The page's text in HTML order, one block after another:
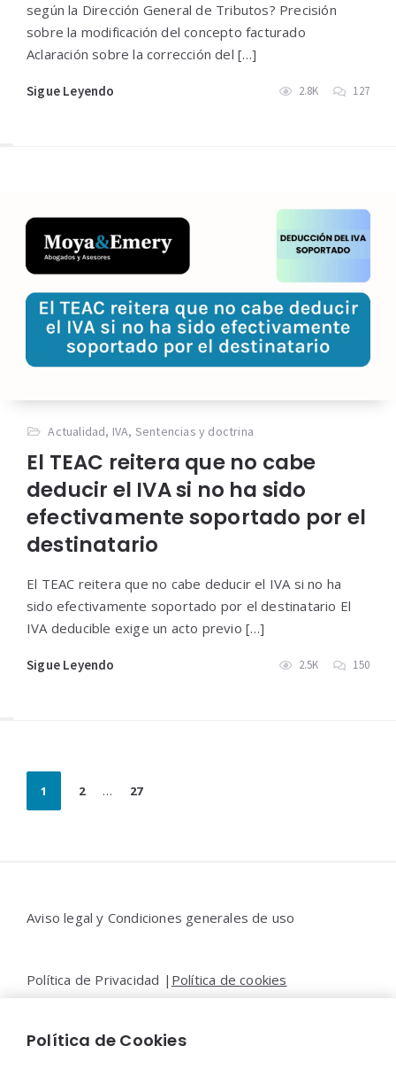
según la Dirección General de Tributos? Precisión
sobre la modificación del concepto facturado
Aclaración sobre la corrección del […]
Sigue Leyendo 2.8K 127
Actualidad, IVA, Sentencias y doctrina
El TEAC reitera que no cabe
deducir el IVA si no ha sido
efectivamente soportado por el
destinatario
El TEAC reitera que no cabe deducir el IVA si no ha
sido efectivamente soportado por el destinatario El
IVA deducible exige un acto previo […]
Sigue Leyendo 2.5K 150
Paginación
de
1 2 … 27
Aviso legal y Condiciones generales de uso
Política de Privacidad | Política de cookies
Contacto |Moya&Emery
Política de Cookies